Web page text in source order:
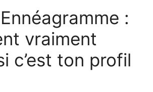
:
vraiment
c’est ton profil